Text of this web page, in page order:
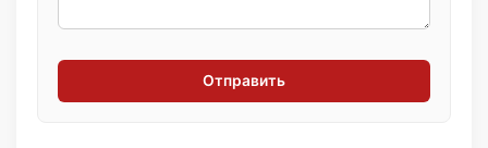
Отправить